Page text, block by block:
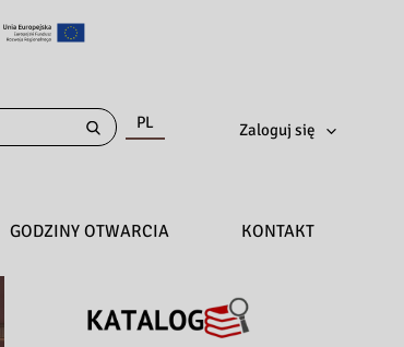
PL Zaloguj się
GODZINY OTWARCIA KONTAKT